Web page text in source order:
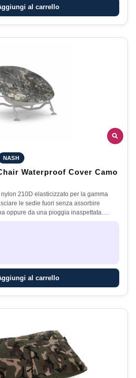
al carrello
NASH
Waterproof Cover Camo
210D elasticizzato per la gamma
le sedie fuori senza assorbire
oppure da una pioggia inaspettata.…
al carrello